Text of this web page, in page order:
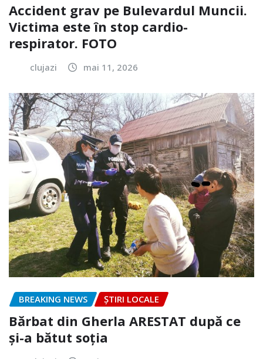
Accident grav pe Bulevardul Muncii.
Victima este în stop cardio-
respirator. FOTO
clujazi mai 11, 2026
BREAKING NEWS ȘTIRI LOCALE
Bărbat din Gherla ARESTAT după ce
și-a bătut soția